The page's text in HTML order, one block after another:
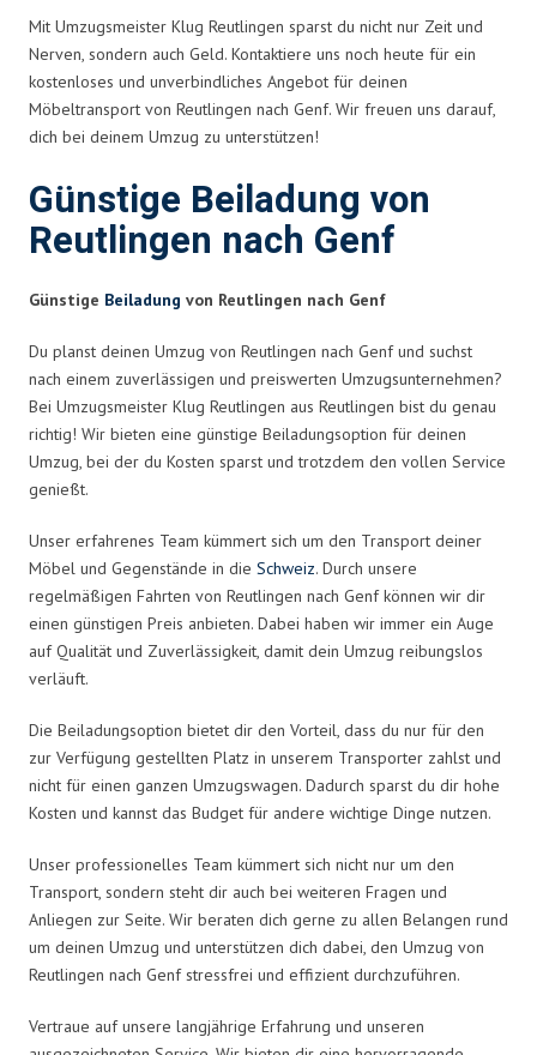
Mit Umzugsmeister Klug Reutlingen sparst du nicht nur Zeit und
Nerven, sondern auch Geld. Kontaktiere uns noch heute für ein
kostenloses und unverbindliches Angebot für deinen
Möbeltransport von Reutlingen nach Genf. Wir freuen uns darauf,
dich bei deinem Umzug zu unterstützen!
Günstige Beiladung von
Reutlingen nach Genf
Günstige Beiladung von Reutlingen nach Genf
Du planst deinen Umzug von Reutlingen nach Genf und suchst
nach einem zuverlässigen und preiswerten Umzugsunternehmen?
Bei Umzugsmeister Klug Reutlingen aus Reutlingen bist du genau
richtig! Wir bieten eine günstige Beiladungsoption für deinen
Umzug, bei der du Kosten sparst und trotzdem den vollen Service
genießt.
Unser erfahrenes Team kümmert sich um den Transport deiner
Möbel und Gegenstände in die Schweiz. Durch unsere
regelmäßigen Fahrten von Reutlingen nach Genf können wir dir
einen günstigen Preis anbieten. Dabei haben wir immer ein Auge
auf Qualität und Zuverlässigkeit, damit dein Umzug reibungslos
verläuft.
Die Beiladungsoption bietet dir den Vorteil, dass du nur für den
zur Verfügung gestellten Platz in unserem Transporter zahlst und
nicht für einen ganzen Umzugswagen. Dadurch sparst du dir hohe
Kosten und kannst das Budget für andere wichtige Dinge nutzen.
Unser professionelles Team kümmert sich nicht nur um den
Transport, sondern steht dir auch bei weiteren Fragen und
Anliegen zur Seite. Wir beraten dich gerne zu allen Belangen rund
um deinen Umzug und unterstützen dich dabei, den Umzug von
Reutlingen nach Genf stressfrei und effizient durchzuführen.
Vertraue auf unsere langjährige Erfahrung und unseren